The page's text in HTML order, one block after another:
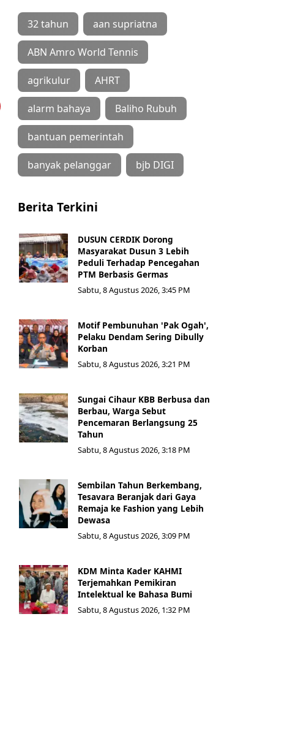
32 tahun aan supriatna
ABN Amro World Tennis
agrikulur AHRT
alarm bahaya Baliho Rubuh
bantuan pemerintah
banyak pelanggar bjb DIGI
Berita Terkini
DUSUN CERDIK Dorong
Masyarakat Dusun 3 Lebih
Peduli Terhadap Pencegahan
PTM Berbasis Germas
Sabtu, 8 Agustus 2026, 3:45 PM
Motif Pembunuhan 'Pak Ogah',
Pelaku Dendam Sering Dibully
Korban
Sabtu, 8 Agustus 2026, 3:21 PM
Sungai Cihaur KBB Berbusa dan
Berbau, Warga Sebut
Pencemaran Berlangsung 25
Tahun
Sabtu, 8 Agustus 2026, 3:18 PM
Sembilan Tahun Berkembang,
Tesavara Beranjak dari Gaya
Remaja ke Fashion yang Lebih
Dewasa
Sabtu, 8 Agustus 2026, 3:09 PM
KDM Minta Kader KAHMI
Terjemahkan Pemikiran
Intelektual ke Bahasa Bumi
Sabtu, 8 Agustus 2026, 1:32 PM